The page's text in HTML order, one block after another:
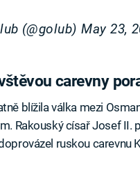
(@golub)May 23,
carevny
blížila válka mezi
Rakouský císař Josef II.
ruskou carevnu